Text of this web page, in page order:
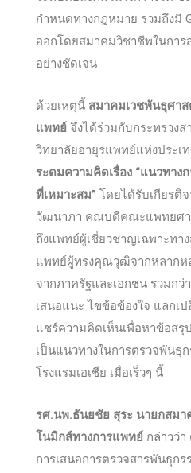
กำหนดทางกฎหมาย รวมถึงมี
ออกโดยสมาคมวิชาชีพในการ
อย่างชัดเจน
ด้วยเหตุนี้ สมาคมเวชพันธุศา
แพทย์ จึงได้ร่วมกับกระทรวง
วิทยาลัยอายุรแพทย์แห่งประเ
ระดมความคิดเรื่อง “แนวทาง
ที่เหมาะสม” โดยได้รับเกียรติ
วัฒนาภา คณบดีคณะแพทยศา
ถึงแพทย์ผู้เชี่ยวชาญเฉพาะทา
แพทย์ผู้ทรงคุณวุฒิจากหลากห
จากภาครัฐและเอกชน รวมกว่
เสนอแนะ ไขข้อข้องใจ แลกเ
แชร์ความคิดเห็นเพื่อหาข้อสรุ
เป็นแนวทางในการตรวจพันธุ
โรงแรมเอเชีย เมื่อเร็วๆ นี้
รศ.นพ.ธันยชัย สุระ นายกสม
โนมิกส์ทางการแพทย์ กล่าวว่
การเสนอการตรวจสารพันธุกร